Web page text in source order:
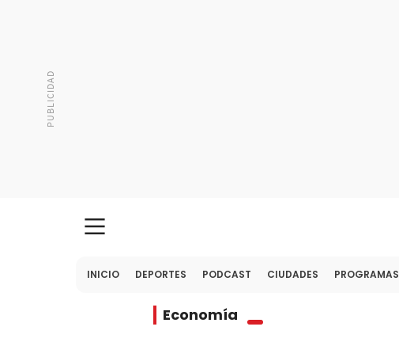
INICIO DEPORTES PODCAST CIUDADES PROGRAMAS
Economía